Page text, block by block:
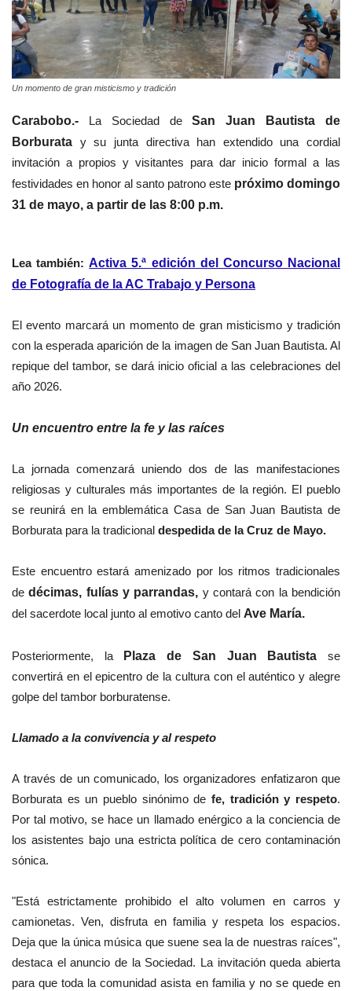
Un momento de gran misticismo y tradición
Carabobo.- La Sociedad deSan Juan Bautista de
Borburata y su junta directiva han extendido una cordial
invitación a propios y visitantes para dar inicio formal a las
festividades en honor al santo patrono este próximo domingo
31 de mayo, a partir de las 8:00 p.m.
Lea también:Activa 5.ª edición del Concurso Nacional
de Fotografía de la AC Trabajo y Persona
El evento marcará un momento de gran misticismo y tradición
con la esperada aparición de la imagen de San Juan Bautista. Al
repique del tambor, se dará inicio oficial a las celebraciones del
año 2026.
Un encuentro entre la fe y las raíces
La jornada comenzará uniendo dos de las manifestaciones
religiosas y culturales más importantes de la región. El pueblo
se reunirá en la emblemática Casa de San Juan Bautista de
Borburata para la tradicional despedida de la Cruz de Mayo.
Este encuentro estará amenizado por los ritmos tradicionales
dedécimas, fulías y parrandas, y contará con la bendición
del sacerdote local junto al emotivo canto del Ave María.
Posteriormente, la Plaza de San Juan Bautista se
convertirá en el epicentro de la cultura con el auténtico y alegre
golpe del tambor borburatense.
Llamado a la convivencia y al respeto
A través de un comunicado, los organizadores enfatizaron que
Borburata es un pueblo sinónimo de fe, tradición y respeto.
Por tal motivo, se hace un llamado enérgico a la conciencia de
los asistentes bajo una estricta política de cero contaminación
sónica.
"Está estrictamente prohibido el alto volumen en carros y
camionetas. Ven, disfruta en familia y respeta los espacios.
Deja que la única música que suene sea la de nuestras raíces",
destaca el anuncio de la Sociedad. La invitación queda abierta
para que toda la comunidad asista en familia y no se quede en